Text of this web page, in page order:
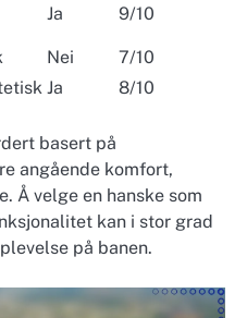
Ja 9/10
Nei
7/10
Ja 8/10
basert på
angående komfort,
Å velge en hanske som
kan i stor grad
på banen.